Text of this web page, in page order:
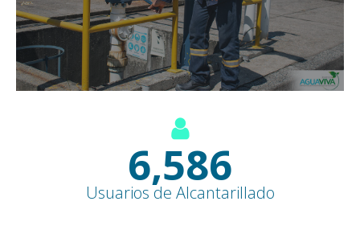
7,600+
Usuarios de Alcantarillado